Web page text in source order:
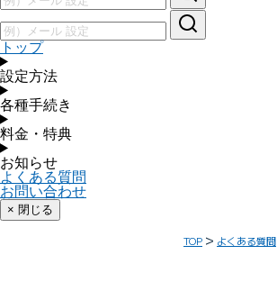
トップ
設定方法
各種手続き
料金・特典
お知らせ
よくある質問
お問い合わせ
× 閉じる
TOP よくある質問